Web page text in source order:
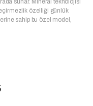
sunar. Mineral teknolojisi
özelliği günlük
sahip bu özel model,